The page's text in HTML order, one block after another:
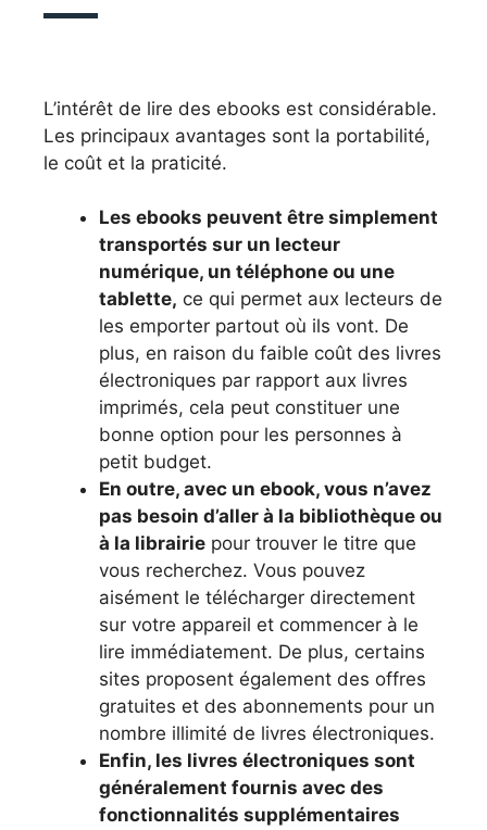
L’intérêt de lire des ebooks est considérable.
Les principaux avantages sont la portabilité,
le coût et la praticité.
Les ebooks peuvent être simplement
transportés sur un lecteur
numérique, un téléphone ou une
tablette, ce qui permet aux lecteurs de
les emporter partout où ils vont. De
plus, en raison du faible coût des livres
électroniques par rapport aux livres
imprimés, cela peut constituer une
bonne option pour les personnes à
petit budget.
En outre, avec un ebook, vous n’avez
pas besoin d’aller à la bibliothèque ou
à la librairie pour trouver le titre que
vous recherchez. Vous pouvez
aisément le télécharger directement
sur votre appareil et commencer à le
lire immédiatement. De plus, certains
sites proposent également des offres
gratuites et des abonnements pour un
nombre illimité de livres électroniques.
Enfin, les livres électroniques sont
généralement fournis avec des
fonctionnalités supplémentaires